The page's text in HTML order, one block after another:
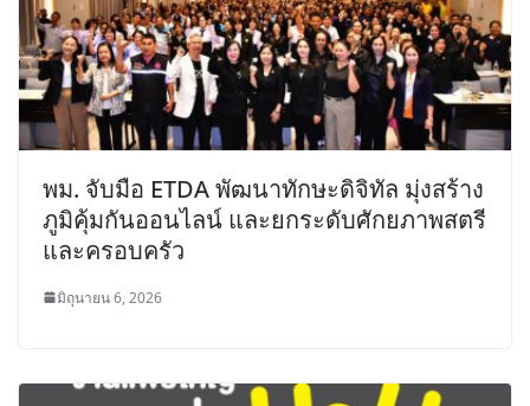
พม. จับมือ ETDA พัฒนาทักษะดิจิทัล มุ่งสร้าง
ภูมิคุ้มกันออนไลน์ และยกระดับศักยภาพสตรี
และครอบครัว
มิถุนายน 6, 2026